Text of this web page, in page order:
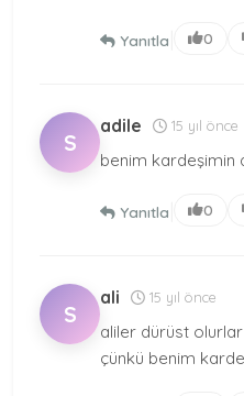
Yanıtla 0
S
adile 15 yıl önce
benim kardeşimin
Yanıtla 0
S
ali 15 yıl önce
aliler dürüst
çünkü benim